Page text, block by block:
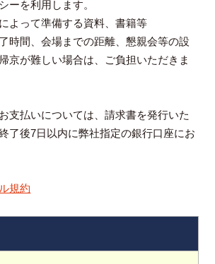
ーを利用します。
よって準備する資料、書籍等
時間、会場までの距離、懇親会等の設
京が難しい場合は、ご負担いただきま
支払いについては、請求書を発行いた
了後7日以内に弊社指定の銀行口座にお
規約